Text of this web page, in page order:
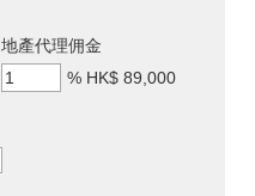
地產代理佣金
% HK$ 89,000